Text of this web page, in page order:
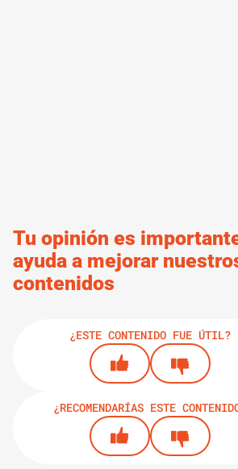
Tu opinión es
ayuda a mejorar
contenidos
¿ESTE CONTENIDO FUE ÚTIL?
¿RECOMENDARÍAS ESTE